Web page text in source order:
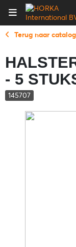
Terug naar
- 5
145707